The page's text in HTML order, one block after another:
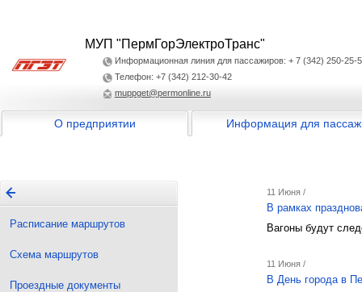
МУП "ПермГорЭлектроТранс"
Информационная линия для пассажиров: + 7 (342) 250-25-
Телефон: +7 (342) 212-30-42
muppget@permonline.ru
О предприятии Информация для
Расписание маршрутов
Схема маршрутов
Проездные документы
11 Июня /
В рамках
Вагоны будут
11 Июня /
В День города в